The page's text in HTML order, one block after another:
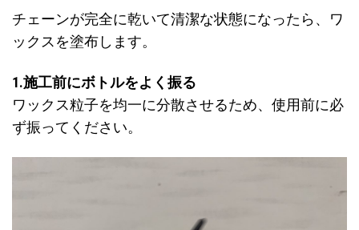
チェーンが完全に乾いて清潔な状態になったら、ワ
ックスを塗布します。
1.施工前にボトルをよく振る
ワックス粒子を均一に分散させるため、使用前に必
ず振ってください。